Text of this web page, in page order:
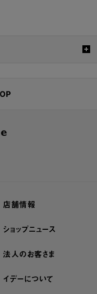
店舗情報
ショップニュース
法人のお客さま
イデーについて